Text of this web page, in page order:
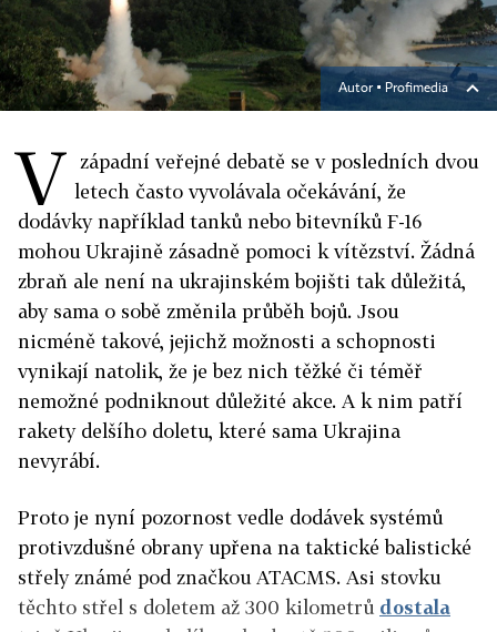
Autor ▪ Profimedia
V
západní veřejné debatě se v posledních dvou
letech často vyvolávala očekávání, že
dodávky například tanků nebo bitevníků F-16
mohou Ukrajině zásadně pomoci k vítězství. Žádná
zbraň ale není na ukrajinském bojišti tak důležitá,
aby sama o sobě změnila průběh bojů. Jsou
nicméně takové, jejichž možnosti a schopnosti
vynikají natolik, že je bez nich těžké či téměř
nemožné podniknout důležité akce. A k nim patří
rakety delšího doletu, které sama Ukrajina
nevyrábí.
Proto je nyní pozornost vedle dodávek systémů
protivzdušné obrany upřena na taktické balistické
střely známé pod značkou ATACMS. Asi stovku
těchto střel s doletem až 300 kilometrů dostala